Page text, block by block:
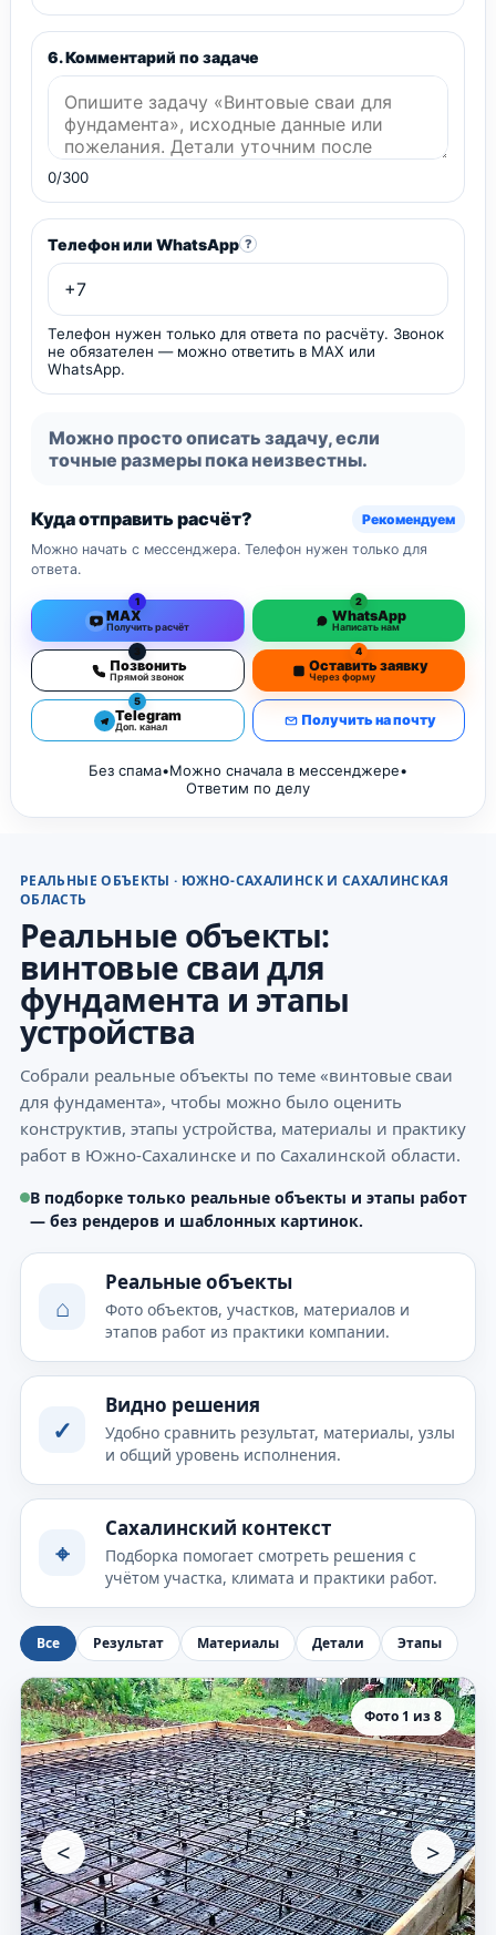
6. Комментарий по задаче
0/300
Телефон или WhatsApp ?
Телефон нужен только для ответа по расчёту. Звонок
не обязателен — можно ответить в MAX или
WhatsApp.
Можно просто описать задачу, если
точные размеры пока неизвестны.
Куда отправить расчёт?
Рекомендуем
Можно начать с мессенджера. Телефон нужен только для
ответа.
1
MAX
Получить расчёт
2
WhatsApp
Написать нам
3
Позвонить
Прямой звонок
4
Оставить заявку
Через форму
5
Telegram
Доп. канал Получить на почту
Без спама•Можно сначала в мессенджере•
Ответим по делу
РЕАЛЬНЫЕ ОБЪЕКТЫ · ЮЖНО-САХАЛИНСК И САХАЛИНСКАЯ
ОБЛАСТЬ
Реальные объекты:
винтовые сваи для
фундамента и этапы
устройства
Собрали реальные объекты по теме «винтовые сваи
для фундамента», чтобы можно было оценить
конструктив, этапы устройства, материалы и практику
работ в Южно-Сахалинске и по Сахалинской области.
В подборке только реальные объекты и этапы работ
— без рендеров и шаблонных картинок.
⌂
Реальные объекты
Фото объектов, участков, материалов и
этапов работ из практики компании.
✓
Видно решения
Удобно сравнить результат, материалы, узлы
и общий уровень исполнения.
⌖
Сахалинский контекст
Подборка помогает смотреть решения с
учётом участка, климата и практики работ.
Все Результат Материалы Детали Этапы
Фото 1 из 8
< >